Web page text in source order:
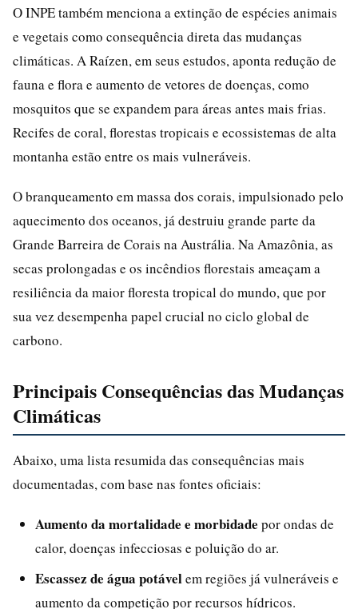
O INPE também menciona a extinção de espécies animais
e vegetais como consequência direta das mudanças
climáticas. A Raízen, em seus estudos, aponta redução de
fauna e flora e aumento de vetores de doenças, como
mosquitos que se expandem para áreas antes mais frias.
Recifes de coral, florestas tropicais e ecossistemas de alta
montanha estão entre os mais vulneráveis.
O branqueamento em massa dos corais, impulsionado pelo
aquecimento dos oceanos, já destruiu grande parte da
Grande Barreira de Corais na Austrália. Na Amazônia, as
secas prolongadas e os incêndios florestais ameaçam a
resiliência da maior floresta tropical do mundo, que por
sua vez desempenha papel crucial no ciclo global de
carbono.
Principais Consequências das Mudanças
Climáticas
Abaixo, uma lista resumida das consequências mais
documentadas, com base nas fontes oficiais:
Aumento da mortalidade e morbidade por ondas de
calor, doenças infecciosas e poluição do ar.
Escassez de água potávelem regiões já vulneráveis e
aumento da competição por recursos hídricos.